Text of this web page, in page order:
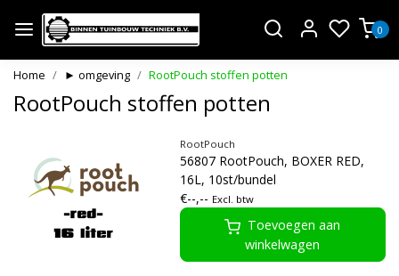
0
Home ► omgeving RootPouch stoffen potten
RootPouch stoffen potten
RootPouch
56807 RootPouch, BOXER RED,
16L, 10st/bundel
€--,-- Excl. btw
Toevoegen aan
winkelwagen